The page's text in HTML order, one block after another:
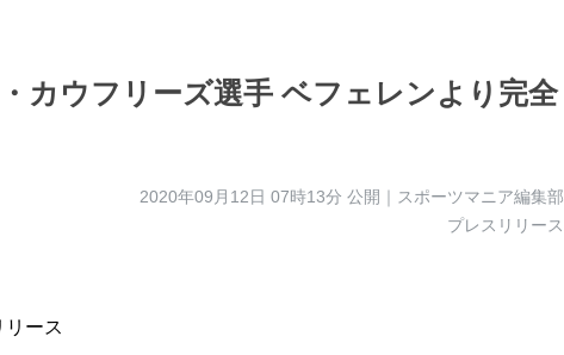
カウフリーズ選手 ベフェレンより完全
2020年09月12日 07時13分 公開｜スポーツマニア編集部
プレスリリース
ース